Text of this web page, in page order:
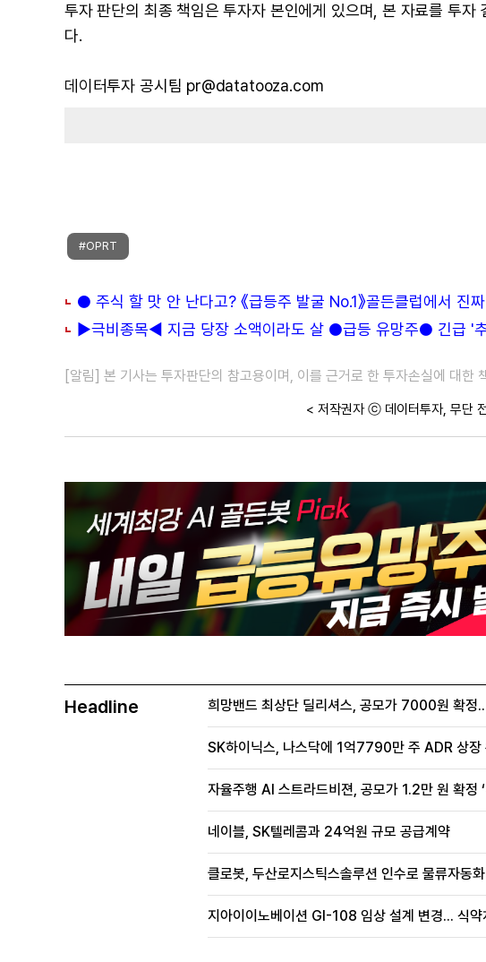
투자 판단의 최종 책임은 투자자 본인에게 있으며, 본 자료를 투자
다.
데이터투자 공시팀 pr@datatooza.com
#OPRT
● 주식 할 맛 안 난다고? 《급등주 발굴 No.1》골든클럽에서 진
▶극비종목◀ 지금 당장 소액이라도 살 ●급등 유망주● 긴급 '
[알림] 본 기사는 투자판단의 참고용이며, 이를 근거로 한 투자손실에 대한
< 저작권자 ⓒ 데이터투자, 무단
Headline 희망밴드 최상단 딜리셔스, 공모가 7000원 확정
SK하이닉스, 나스닥에 1억7790만 주 ADR 상
자율주행 AI 스트라드비젼, 공모가 1.2만 원 확정
네이블, SK텔레콤과 24억원 규모 공급계약
클로봇, 두산로지스틱스솔루션 인수로 물류자동
지아이이노베이션 GI-108 임상 설계 변경... 식약